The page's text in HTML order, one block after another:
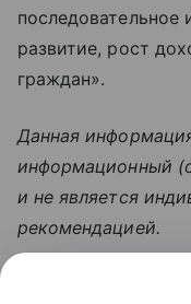
последовательное
развитие, рост
граждан».
Данная
информационный
и не является
рекомендацией.